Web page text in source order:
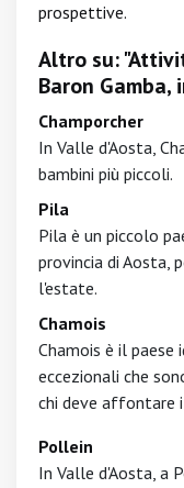
prospettive.
Altro su:
Baron Gamba,
Champorcher
In Valle d'Aosta,
bambini più piccoli.
Pila
Pila è un piccolo
provincia di Aosta,
l'estate.
Chamois
Chamois è il paese
eccezionali che
chi deve affontare
Pollein
In Valle d'Aosta, a